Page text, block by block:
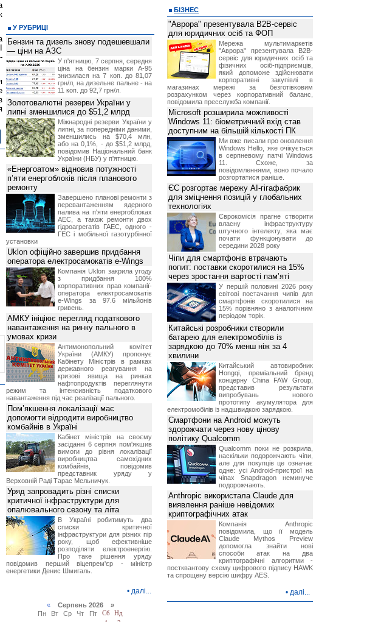
У РУБРИЦІ
Бензин та дизель знову подешевшали
— ціни на АЗС
У п'ятницю, 7 серпня, середня
ціна на бензин марки А-95
знизилася на 7 коп. до 81,07
грн/л, на дизельне пальне - на
11 коп. до 92,7 грн/л.
Золотовалютні резерви України у
липні зменшилися до $51,2 млрд
Міжнародні резерви України у
липні, за попередніми даними,
зменшились на $70,4 млн,
або на 0,1%, - до $51,2 млрд,
повідомив Національний банк
України (НБУ) у п'ятницю.
«Енергоатом» відновив потужності
п’яти енергоблоків після планового
ремонту
Завершено планові ремонти з
перевантаженням ядерного
палива на п'яти енергоблоках
АЕС, а також ремонти двох
гідроагрегатів ГАЕС, одного -
ГЕС і мобільної газотурбінної
установки
Uklon офіційно завершив придбання
оператора електросамокатів e-Wings
Компанія Uklon закрила угоду
з придбання 100%
корпоративних прав компанії-
оператора електросамокатів
e-Wings за 97.6 мільйонів
гривень.
АМКУ ініціює перегляд податкового
навантаження на ринку пального в
умовах кризи
Антимонопольний комітет
України (АМКУ) пропонує
Кабінету Міністрів в рамках
державного реагування на
кризові явища на ринках
нафтопродуктів переглянути
режим та інтенсивність податкового
навантаження під час реалізації пального.
Пом’якшення локалізації має
допомогти відродити виробництво
комбайнів в Україні
Кабінет міністрів на своєму
засіданні 6 серпня пом'якшив
вимоги до рівня локалізації
виробництва самохідних
комбайнів, повідомив
представник уряду у
Верховній Раді Тарас Мельничук.
Уряд запровадить різні списки
критичної інфраструктури для
опалювального сезону та літа
В Україні робитимуть два
списки критичної
інфраструктури для різних пір
року, щоб ефективніше
розподіляти електроенергію.
Про таке рішення уряду
повідомив перший віцепрем'єр - міністр
енергетики Денис Шмигаль.
• далі...
«Серпень 2026 »
Пн
Вт Ср Чт Пт Сб
Нд
БІЗНЕС
"Аврора" презентувала B2B-сервіс
для юридичних осіб та ФОП
Мережа мультимаркетів
"Аврора" презентувала B2B-
сервіс для юридичних осіб та
фізичних осіб-підприємців,
який допоможе здійснювати
корпоративні закупівлі в
магазинах мережі за безготівковим
розрахунком через корпоративний баланс,
повідомила пресслужба компанії.
Microsoft розширила можливості
Windows 11: біометричний вхід став
доступним на більшій кількості ПК
Ми вже писали про оновлення
Windows Hello, яке очікується
в серпневому патчі Windows
11. Схоже, за
повідомленнями, воно почало
розгортатися раніше.
ЄС розгортає мережу AI-гігафабрик
для зміцнення позицій у глобальних
технологіях
Єврокомісія прагне створити
власну інфраструктуру
штучного інтелекту, яка має
почати функціонувати до
середини 2028 року
Чіпи для смартфонів втрачають
попит: поставки скоротилися на 15%
через зростання вартості пам’яті
У першій половині 2026 року
світові постачання чипів для
смартфонів скоротилися на
15% порівняно з аналогічним
періодом торік.
Китайські розробники створили
батарею для електромобілів із
зарядкою до 70% менш ніж за 4
хвилини
Китайський автовиробник
Hongqi, преміальний бренд
концерну China FAW Group,
представив результати
випробувань нового
прототипу акумулятора для
електромобілів із надшвидкою зарядкою.
Смартфони на Android можуть
здорожчати через нову цінову
політику Qualcomm
Qualcomm поки не розкрила,
наскільки подорожчають чіпи,
але для покупців це означає
одне: усі Android-пристрої на
чіпах Snapdragon неминуче
подорожчають.
Anthropic використала Claude для
виявлення раніше невідомих
криптографічних атак
Компанія Anthropic
повідомила, що її модель
Claude Mythos Preview
допомогла знайти нові
способи атак на два
криптографічні алгоритми -
постквантову схему цифрового підпису HAWK
та спрощену версію шифру AES.
• далі...